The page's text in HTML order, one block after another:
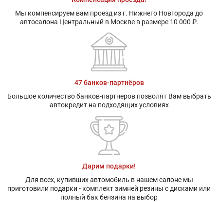
Мы компенсируем вам проезд из г. Нижнего Новгорода до
автосалона Центральный в Москве в размере 10 000 ₽.
47 банков-партнёров
Большое количество банков-партнеров позволят Вам выбрать
автокредит на подходящих условиях
Дарим подарки!
Для всех, купивших автомобиль в нашем салоне мы
приготовили подарки - комплект зимней резины с дисками или
полный бак бензина на выбор